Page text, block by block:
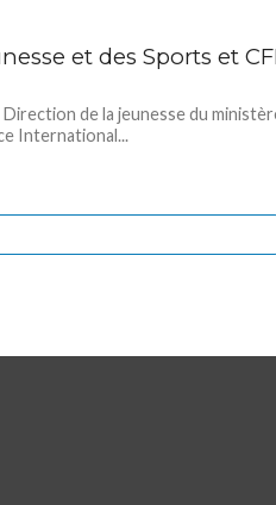
et des Sports et
Direction de la jeunesse du
International...